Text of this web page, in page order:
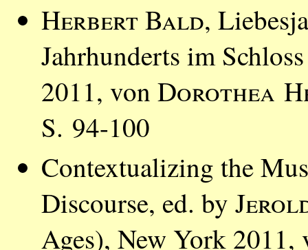
Herbert Bald,
Jahrhunderts im
2011, von Dorothea
S. 94-100
Contextualizing the
Discourse, ed. by
Ages), New York